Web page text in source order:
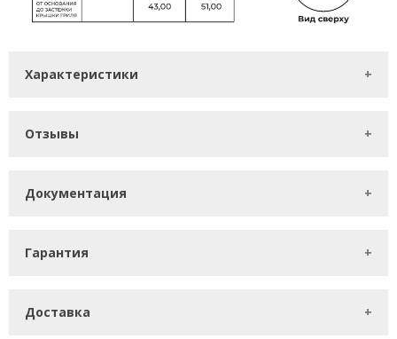
Характеристики
Отзывы
Документация
Гарантия
Доставка